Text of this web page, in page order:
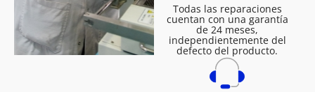
Todas las reparaciones
cuentan con una garantía
de 24 meses,
independientemente del
defecto del producto.